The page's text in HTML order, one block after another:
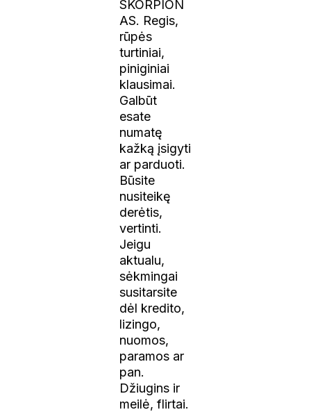
SKORPION
AS. Regis,
rūpės
turtiniai,
piniginiai
klausimai.
Galbūt
esate
numatę
kažką įsigyti
ar parduoti.
Būsite
nusiteikę
derėtis,
vertinti.
Jeigu
aktualu,
sėkmingai
susitarsite
dėl kredito,
lizingo,
nuomos,
paramos ar
pan.
Džiugins ir
meilė, flirtai.